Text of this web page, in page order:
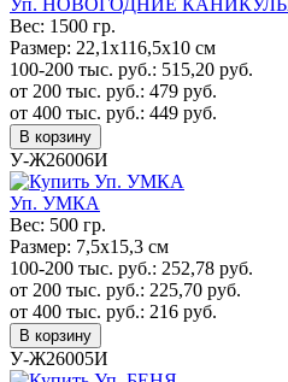
Вес: 1500 гр.
Размер: 22,1х116,5х10 см
100-200 тыс. руб.: 515,20 руб.
от 200 тыс. руб.: 479 руб.
от 400 тыс. руб.: 449 руб.
В корзину
У-Ж26006И
Уп. УМКА
Вес: 500 гр.
Размер: 7,5х15,3 см
100-200 тыс. руб.: 252,78 руб.
от 200 тыс. руб.: 225,70 руб.
от 400 тыс. руб.: 216 руб.
В корзину
У-Ж26005И